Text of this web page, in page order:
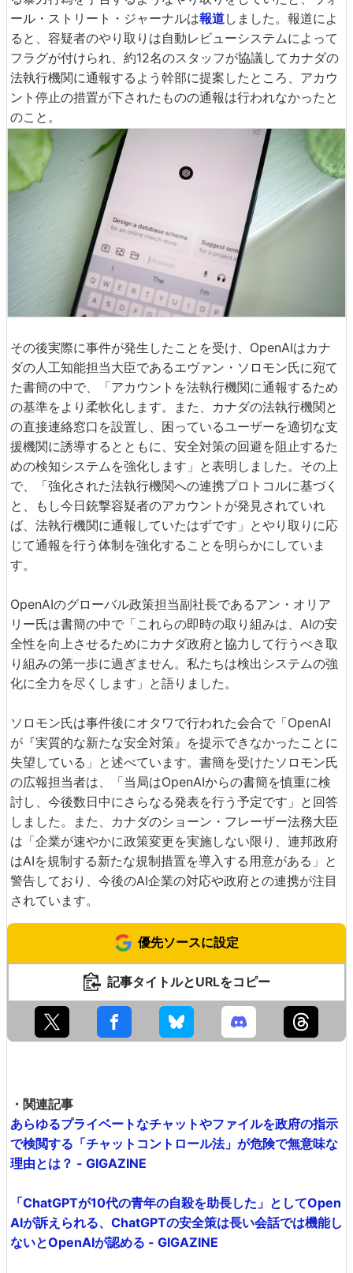
ール・ストリート・ジャーナルは報道しました。報道によ
ると、容疑者のやり取りは自動レビューシステムによって
フラグが付けられ、約12名のスタッフが協議してカナダの
法執行機関に通報するよう幹部に提案したところ、アカウ
ント停止の措置が下されたものの通報は行われなかったと
のこと。
その後実際に事件が発生したことを受け、OpenAIはカナ
ダの人工知能担当大臣であるエヴァン・ソロモン氏に宛て
た書簡の中で、「アカウントを法執行機関に通報するため
の基準をより柔軟化します。また、カナダの法執行機関と
の直接連絡窓口を設置し、困っているユーザーを適切な支
援機関に誘導するとともに、安全対策の回避を阻止するた
めの検知システムを強化します」と表明しました。その上
で、「強化された法執行機関への連携プロトコルに基づく
と、もし今日銃撃容疑者のアカウントが発見されていれ
ば、法執行機関に通報していたはずです」とやり取りに応
じて通報を行う体制を強化することを明らかにしていま
す。
OpenAIのグローバル政策担当副社長であるアン・オリア
リー氏は書簡の中で「これらの即時の取り組みは、AIの安
全性を向上させるためにカナダ政府と協力して行うべき取
り組みの第一歩に過ぎません。私たちは検出システムの強
化に全力を尽くします」と語りました。
ソロモン氏は事件後にオタワで行われた会合で「OpenAI
が『実質的な新たな安全対策』を提示できなかったことに
失望している」と述べています。書簡を受けたソロモン氏
の広報担当者は、「当局はOpenAIからの書簡を慎重に検
討し、今後数日中にさらなる発表を行う予定です」と回答
しました。また、カナダのショーン・フレーザー法務大臣
は「企業が速やかに政策変更を実施しない限り、連邦政府
はAIを規制する新たな規制措置を導入する用意がある」と
警告しており、今後のAI企業の対応や政府との連携が注目
されています。
優先ソースに設定
記事タイトルとURLをコピー
・関連記事
あらゆるプライベートなチャットやファイルを政府の指示
で検閲する「チャットコントロール法」が危険で無意味な
理由とは？ - GIGAZINE
「ChatGPTが10代の青年の自殺を助長した」としてOpen
AIが訴えられる、ChatGPTの安全策は長い会話では機能し
ないとOpenAIが認める - GIGAZINE